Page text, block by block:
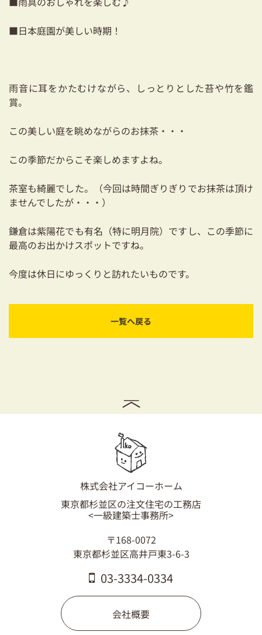
■日本庭園が美しい時期！
雨音に耳をかたむけながら、しっとりとした苔や竹を鑑
賞。
この美しい庭を眺めながらのお抹茶・・・
この季節だからこそ楽しめますよね。
茶室も綺麗でした。（今回は時間ぎりぎりでお抹茶は頂け
ませんでしたが・・・）
鎌倉は紫陽花でも有名（特に明月院）ですし、この季節に
最高のお出かけスポットですね。
今度は休日にゆっくりと訪れたいものです。
一覧へ戻る
株式会社アイコーホーム
東京都杉並区の注文住宅の工務店
<一級建築士事務所>
〒168-0072
東京都杉並区高井戸東3-6-3
03-3334-0334
会社概要